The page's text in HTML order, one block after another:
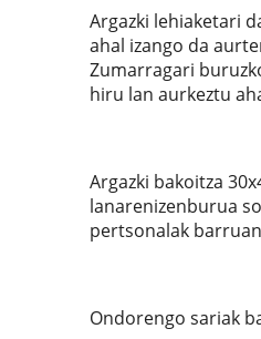
Argazki lehiaketari
ahal izango da
Zumarragari
hiru lan aurkeztu
Argazki bakoitza
lanarenizenburua
pertsonalak
Ondorengo sariak